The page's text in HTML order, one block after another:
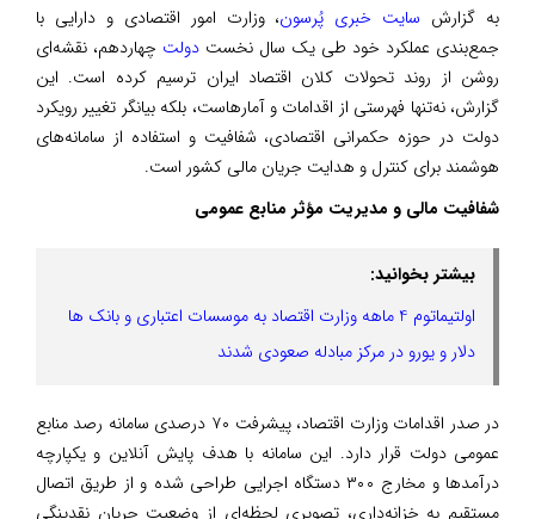
به گزارش سایت خبری پُرسون، وزارت امور اقتصادی و دارایی با
جمع‌بندی عملکرد خود طی یک سال نخست دولت چهاردهم، نقشه‌ای
روشن از روند تحولات کلان اقتصاد ایران ترسیم کرده است. این
گزارش، نه‌تنها فهرستی از اقدامات و آمارهاست، بلکه بیانگر تغییر رویکرد
دولت در حوزه حکمرانی اقتصادی، شفافیت و استفاده از سامانه‌های
هوشمند برای کنترل و هدایت جریان مالی کشور است.‌
شفافیت مالی و مدیریت مؤثر منابع عمومی
بیشتر بخوانید:
اولتیماتوم 4 ماهه وزارت اقتصاد به موسسات اعتباری و بانک‌ ها
دلار و یورو در مرکز مبادله صعودی شدند
در صدر اقدامات وزارت اقتصاد، پیشرفت ۷۰ درصدی سامانه رصد منابع
عمومی دولت قرار دارد. این سامانه با هدف پایش آنلاین و یکپارچه
درآمدها و مخارج ۳۰۰ دستگاه اجرایی طراحی شده و از طریق اتصال
مستقیم به خزانه‌داری، تصویری لحظه‌ای از وضعیت جریان نقدینگی